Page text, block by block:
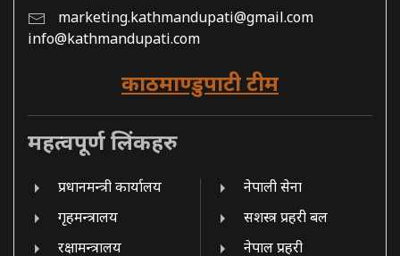
marketing.kathmandupati@gmail.com
info@kathmandupati.com
काठमाण्डुपाटी टीम
महत्वपूर्ण लिंकहरु
प्रधानमन्त्री कार्यालय
गृहमन्त्रालय
रक्षामन्त्रालय
नेपाली सेना
सशस्त्र प्रहरी बल
नेपाल प्रहरी